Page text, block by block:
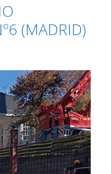
(MADRID)